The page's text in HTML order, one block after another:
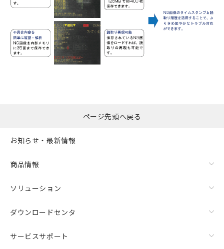
ページ先頭へ戻る
お知らせ・最新情報
商品情報
ソリューション
ダウンロードセンタ
サービスサポート